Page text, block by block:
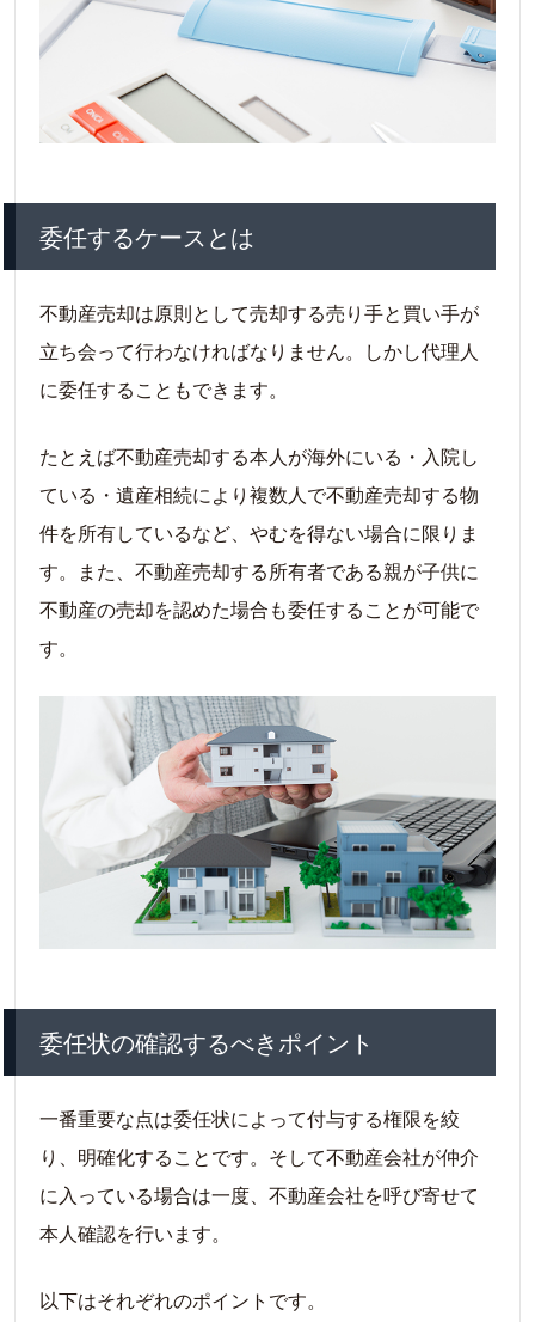
委任するケースとは
不動産売却は原則として売却する売り手と買い手が
立ち会って行わなければなりません。しかし代理人
に委任することもできます。
たとえば不動産売却する本人が海外にいる・入院し
ている・遺産相続により複数人で不動産売却する物
件を所有しているなど、やむを得ない場合に限りま
す。また、不動産売却する所有者である親が子供に
不動産の売却を認めた場合も委任することが可能で
す。
委任状の確認するべきポイント
一番重要な点は委任状によって付与する権限を絞
り、明確化することです。そして不動産会社が仲介
に入っている場合は一度、不動産会社を呼び寄せて
本人確認を行います。
以下はそれぞれのポイントです。